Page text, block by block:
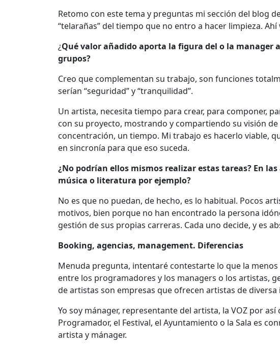
Retomo con este tema y preguntas mi sección del blog
“telarañas” del tiempo que no entro a hacer limpieza. Ahí
¿Qué valor añadido aporta la figura del o la manager
grupos?
Creo que complementan su trabajo, son funciones
serían “seguridad” y “tranquilidad”.
Un artista, necesita tiempo para crear, para componer,
con su proyecto, mostrando y compartiendo su visión
concentración, un tiempo. Mi trabajo es hacerlo viable,
en sincronía para que eso suceda.
¿No podrían ellos mismos realizar estas tareas? En
música o literatura por ejemplo?
No es que no puedan, de hecho, es lo habitual. Pocos
motivos, bien porque no han encontrado la persona
gestión de sus propias carreras. Cada uno decide, y es
Booking, agencias, management. Diferencias
Menuda pregunta, intentaré contestarte lo que la
entre los programadores y los managers o los artistas,
de artistas son empresas que ofrecen artistas de diversa
Yo soy mánager, representante del artista, la VOZ por
Programador, el Festival, el Ayuntamiento o la Sala es
artista y mánager.